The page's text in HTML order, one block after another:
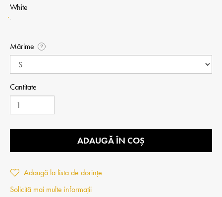
White
Mărime ?
Cantitate
ADAUGĂ ÎN COȘ
Adaugă la lista de dorințe
Solicită mai multe informații